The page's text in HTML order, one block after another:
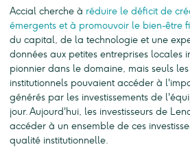
Accial cherche à réduire le déficit de
émergents et à promouvoir le bien-être
du capital, de la technologie et une
données aux petites entreprises locales
pionnier dans le domaine, mais seuls
institutionnels pouvaient accéder à
générés par les investissements de
jour. Aujourd'hui, les investisseurs de
accéder à un ensemble de ces
qualité institutionnelle.